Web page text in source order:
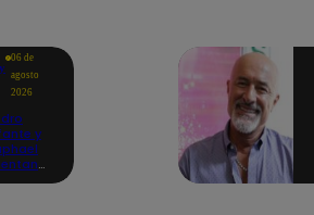
06 de
agosto
2026
y